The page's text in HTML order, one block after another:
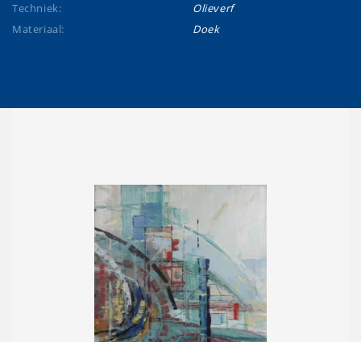
Techniek:
Olieverf
Materiaal:
Doek